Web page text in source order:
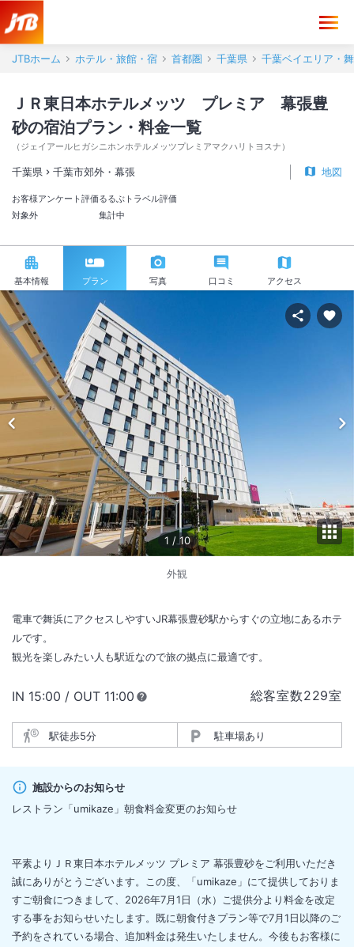
JTBホーム ホテル・旅館・宿 首都圏 千葉県 千葉ベイエリア・
ＪＲ東日本ホテルメッツ プレミア 幕張豊
砂の宿泊プラン・料金一覧
（ ジェイアールヒガシニホンホテルメッツプレミアマクハリトヨスナ ）
千葉県 千葉市郊外・幕張 地図
お客様アンケート評価
対象外
るるぶトラベル評価
集計中
基本情報 プラン 写真 口コミ アクセス
1 / 10
外観
電車で舞浜にアクセスしやすいJR幕張豊砂駅からすぐの立地にあるホテ
ルです。
観光を楽しみたい人も駅近なので旅の拠点に最適です。
総客室数229室
IN チェックイン
15:00 / OUT チェックアウト
11:00
駅徒歩5分 駐車場あり
施設からのお知らせ
レストラン「umikaze」朝食料金変更のお知らせ
平素よりＪＲ東日本ホテルメッツ プレミア 幕張豊砂をご利用いただき
誠にありがとうございます。この度、「umikaze」にて提供しておりま
すご朝食につきまして、2026年7月1日（水）ご提供分より料金を改定
する事をお知らせいたします。既に朝食付きプラン等で7月1日以降のご
予約をされている場合、追加料金は発生いたしません。今後もお客様に